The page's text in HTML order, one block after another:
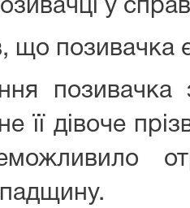
у
що позивачка
її дівоче